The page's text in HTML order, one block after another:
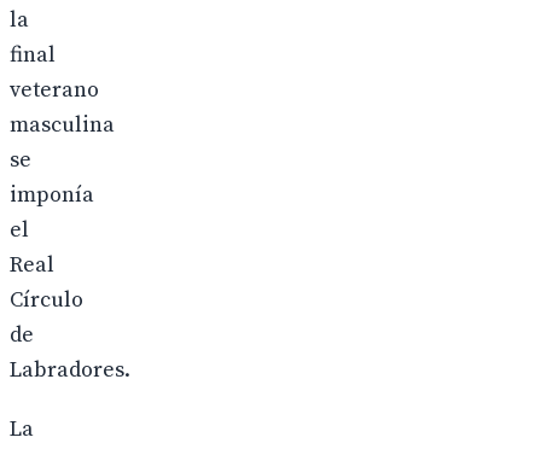
la
final
veterano
masculina
se
imponía
el
Real
Círculo
de
Labradores.
La